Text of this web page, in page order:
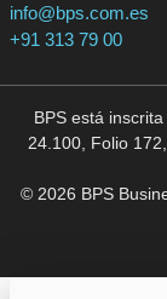
info@bps.com.es
+91 313 79 00
BPS está
24.100, Folio
© 2026 BPS